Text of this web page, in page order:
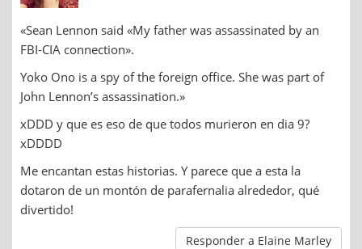
«Sean Lennon said «My father was assassinated by an
FBI-CIA connection».
Yoko Ono is a spy of the foreign office. She was part of
John Lennon’s assassination.»
xDDD y que es eso de que todos murieron en dia 9?
xDDDD
Me encantan estas historias. Y parece que a esta la
dotaron de un montón de parafernalia alrededor, qué
divertido!
Responder a Elaine Marley